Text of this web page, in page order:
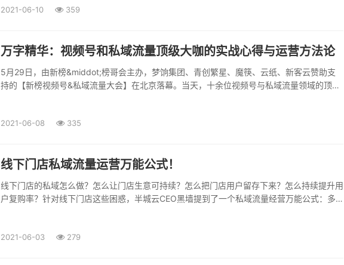
2021-06-10 359
万字精华：视频号和私域流量顶级大咖的实战心得与运营方法论
5月29日，由新榜&middot;榜哥会主办，梦饷集团、青创繁星、魔筷、云纸、新客云赞助支
持的【新榜视频号&私域流量大会】在北京落幕。当天，十余位视频号与私域流量领域的顶级
2021-06-08 335
线下门店私域流量运营万能公式！
线下门店的私域怎么做？怎么让门店生意可持续？怎么把门店用户留存下来？怎么持续提升用
户复购率？针对线下门店这些困惑，半城云CEO黑墙提到了一个私域流量经营万能公式：多
2021-06-03 279